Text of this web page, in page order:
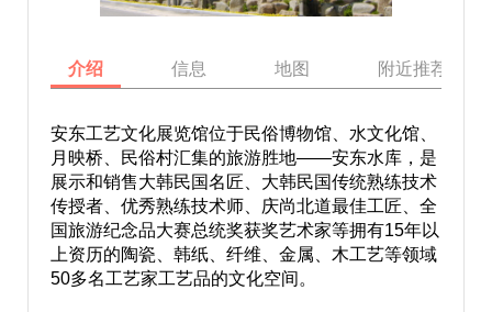
介绍 信息 地图 附近推荐景点
安东工艺文化展览馆位于民俗博物馆、水文化馆、
月映桥、民俗村汇集的旅游胜地——安东水库，是
展示和销售大韩民国名匠、大韩民国传统熟练技术
传授者、优秀熟练技术师、庆尚北道最佳工匠、全
国旅游纪念品大赛总统奖获奖艺术家等拥有15年以
上资历的陶瓷、韩纸、纤维、金属、木工艺等领域
50多名工艺家工艺品的文化空间。